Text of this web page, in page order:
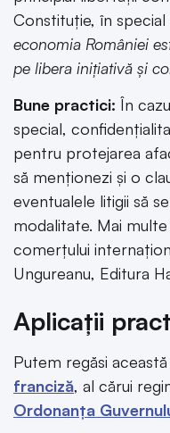
Constituție, în special
economia României
pe libera inițiativă și
Bune practici: În
special,
pentru protejarea
să menționezi și o
eventualele litigii să
modalitate. Mai multe
comerțului
Ungureanu, Editura
Aplicații
Putem regăsi
franciză, al cărui
Ordonanța